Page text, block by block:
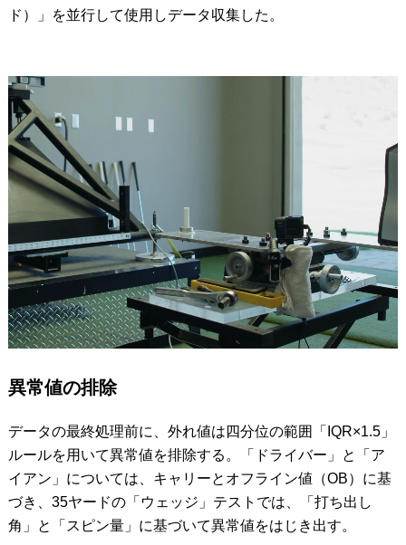
ド）」を並行して使用しデータ収集した。
異常値の排除
データの最終処理前に、外れ値は四分位の範囲「IQR×1.5」
ルールを用いて異常値を排除する。「ドライバー」と「ア
イアン」については、キャリーとオフライン値（OB）に基
づき、35ヤードの「ウェッジ」テストでは、「打ち出し
角」と「スピン量」に基づいて異常値をはじき出す。